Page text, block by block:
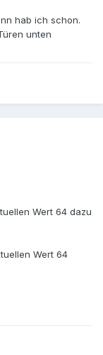
hab ich schon.
unten
Wert 64 dazu
Wert 64